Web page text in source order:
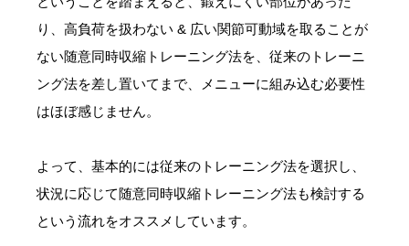
り、高負荷を扱わない & 広い関節可動域を取ることが
ない随意同時収縮トレーニング法を、従来のトレーニ
ング法を差し置いてまで、メニューに組み込む必要性
はほぼ感じません。
よって、基本的には従来のトレーニング法を選択し、
状況に応じて随意同時収縮トレーニング法も検討する
という流れをオススメしています。